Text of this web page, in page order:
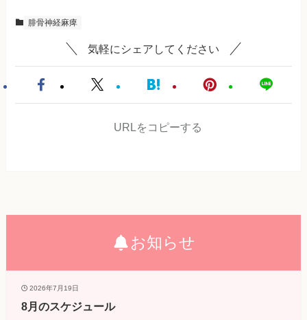
腓骨神経麻痺
気軽にシェアしてください
URLをコピーする
お知らせ
2026年7月19日
8月のスケジュール